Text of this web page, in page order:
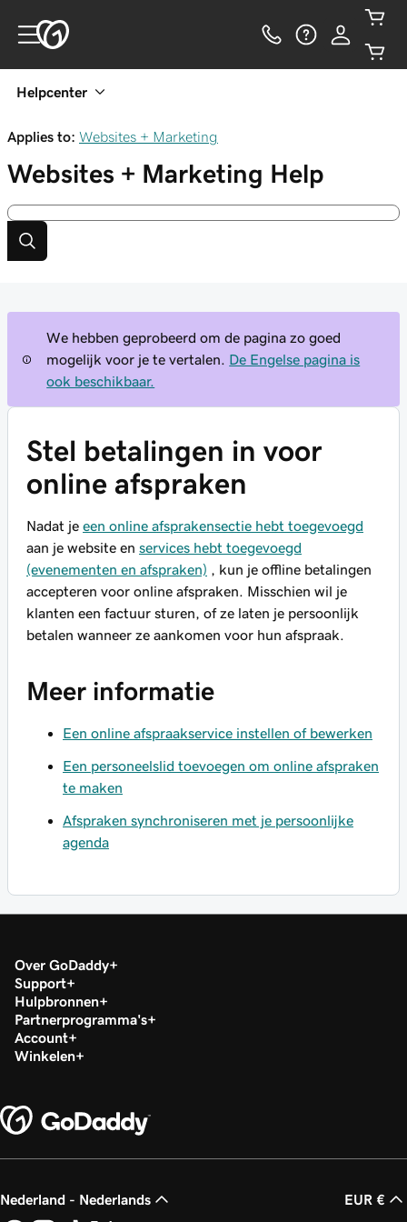
Helpcenter
Applies to: Websites + Marketing
Websites + Marketing Help
We hebben geprobeerd om de pagina zo goed
mogelijk voor je te vertalen.
De Engelse pagina is
ook beschikbaar.
Stel betalingen in voor
online afspraken
Nadat je een online afsprakensectie hebt toegevoegd
aan je website en services hebt toegevoegd
(evenementen en afspraken) , kun je offline betalingen
accepteren voor online afspraken. Misschien wil je
klanten een factuur sturen, of ze laten je persoonlijk
betalen wanneer ze aankomen voor hun afspraak.
Meer informatie
Een online afspraakservice instellen of bewerken
Een personeelslid toevoegen om online afspraken
te maken
Afspraken synchroniseren met je persoonlijke
agenda
Over GoDaddy
Support
Hulpbronnen
Partnerprogramma's
Account
Winkelen
Nederland - Nederlands EUR €